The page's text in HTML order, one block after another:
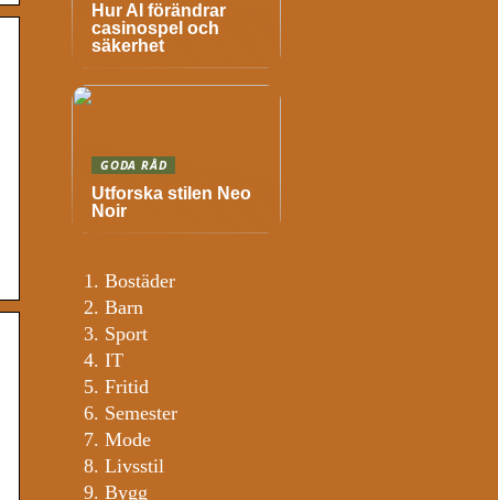
Hur AI förändrar
casinospel och
säkerhet
GODA RÅD
Utforska stilen Neo
Noir
Bostäder
Barn
Sport
IT
Fritid
Semester
Mode
Livsstil
Bygg